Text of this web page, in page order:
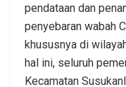
pendataan dan
penyebaran wabah
khususnya di
hal ini, seluruh
Kecamatan